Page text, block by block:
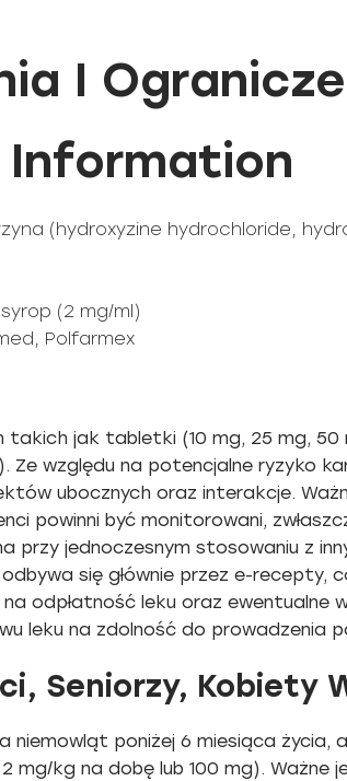
I
Information
(hydroxyzine hydrochloride,
(2 mg/ml)
Polfarmex
takich jak tabletki (10 mg, 25 mg,
Ze względu na potencjalne ryzyko
ubocznych oraz interakcje.
powinni być monitorowani,
jednoczesnym stosowaniu z
się głównie przez e-recepty,
odpłatność leku oraz ewentualne
leku na zdolność do prowadzenia
Seniorzy, Kobiety
niemowląt poniżej 6 miesiąca życia,
mg/kg na dobę lub 100 mg). Ważne